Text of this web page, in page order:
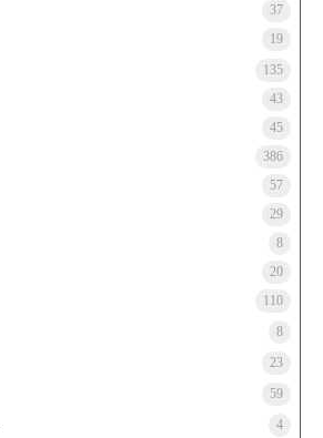
37
19
135
43
45
386
57
29
8
20
110
8
23
59
4